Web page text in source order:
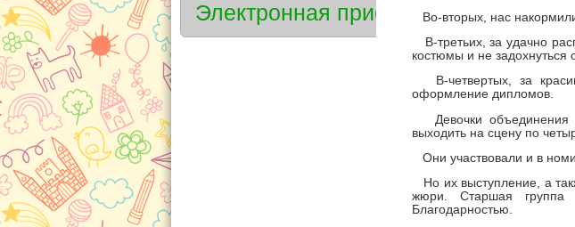
Электронная приемнаяВо-вторых, нас
В-третьих, за удачно
костюмы и не задохнуться
В-четвертых, за
оформление дипломов.
Девочки объединения
выходить на сцену по
Они участвовали и в
Но их выступление, а
жюри. Старшая
Благодарностью.